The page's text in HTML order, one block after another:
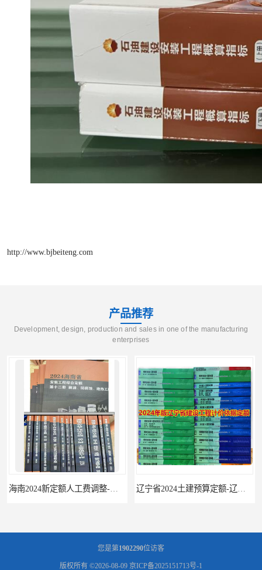
http://www.bjbeiteng.com
产品推荐
Development, design, production and sales in one of the manufacturing
enterprises
您是第1902290位访客
版权所有 ©2026-08-09 京ICP备2025151713号-1